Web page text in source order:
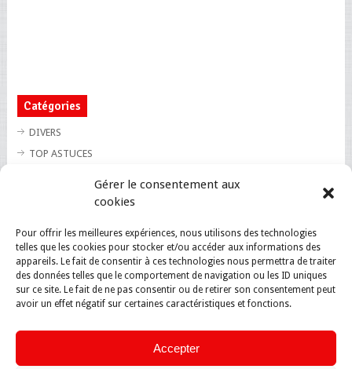
Gérer le consentement aux
cookies
Pour offrir les meilleures expériences, nous utilisons des technologies
telles que les cookies pour stocker et/ou accéder aux informations des
appareils. Le fait de consentir à ces technologies nous permettra de traiter
des données telles que le comportement de navigation ou les ID uniques
sur ce site. Le fait de ne pas consentir ou de retirer son consentement peut
avoir un effet négatif sur certaines caractéristiques et fonctions.
Accepter
Catégories
DIVERS
TOP ASTUCES
TOP INSOLITE
TOP SANTE